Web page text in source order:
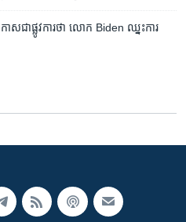
ាស​ជា​ផ្លូវការ​ថា លោក Biden ឈ្នះ​ការ